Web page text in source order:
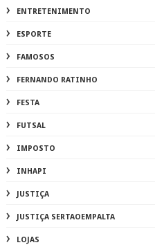
ENTRETENIMENTO
ESPORTE
FAMOSOS
FERNANDO RATINHO
FESTA
FUTSAL
IMPOSTO
INHAPI
JUSTIÇA
JUSTIÇA SERTAOEMPALTA
LOJAS